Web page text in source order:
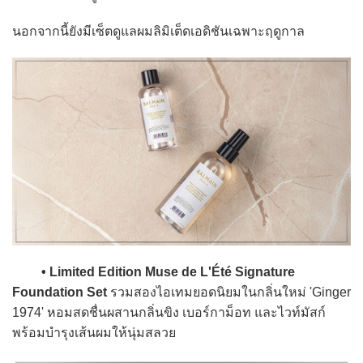
นอกจากนี้ยังมีเซ็ตดูแลผมลิมิเต็ดเอดิชันเฉพาะฤดูกาล
• Limited Edition Muse de L'Été Signature
Foundation Set รวมสองไอเทมยอดนิยมในกลิ่นใหม่ 'Ginger
1974' หอมสดชื่นผสานกลิ่นขิง เบอร์กาม็อท และไวท์มัสก์
พร้อมบำรุงเส้นผมให้นุ่มสลวย